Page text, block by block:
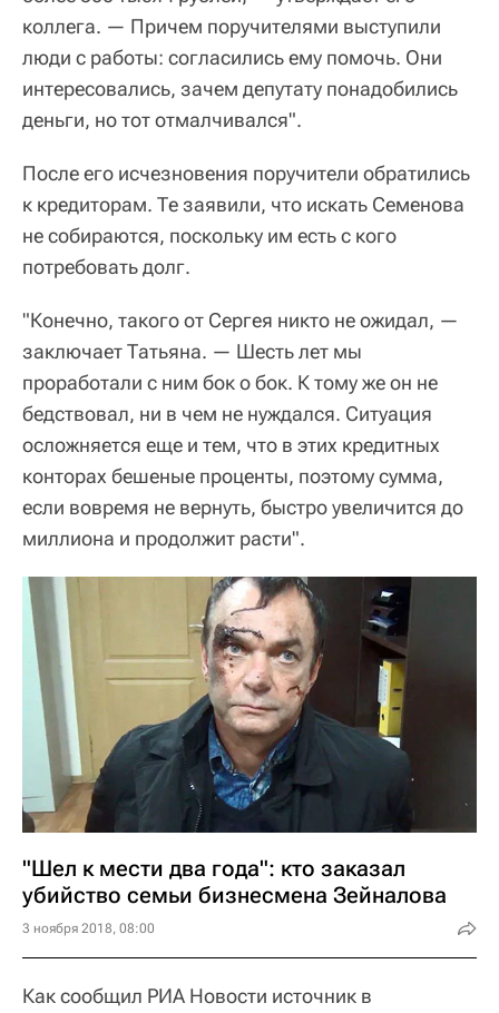
коллега. — Причем поручителями выступили
люди с работы: согласились ему помочь. Они
интересовались, зачем депутату понадобились
деньги, но тот отмалчивался".
После его исчезновения поручители обратились
к кредиторам. Те заявили, что искать Семенова
не собираются, поскольку им есть с кого
потребовать долг.
"Конечно, такого от Сергея никто не ожидал, —
заключает Татьяна. — Шесть лет мы
проработали с ним бок о бок. К тому же он не
бедствовал, ни в чем не нуждался. Ситуация
осложняется еще и тем, что в этих кредитных
конторах бешеные проценты, поэтому сумма,
если вовремя не вернуть, быстро увеличится до
миллиона и продолжит расти".
"Шел к мести два года": кто заказал
убийство семьи бизнесмена Зейналова
3 ноября 2018, 08:00
Как сообщил РИА Новости источник в